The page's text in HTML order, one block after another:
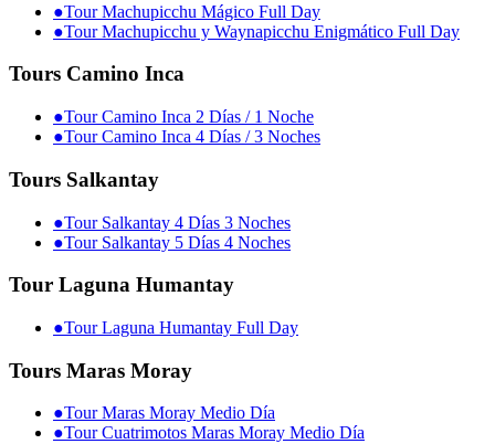
●Tour Machupicchu Mágico Full Day
●Tour Machupicchu y Waynapicchu Enigmático Full Day
Tours Camino Inca
●Tour Camino Inca 2 Días / 1 Noche
●Tour Camino Inca 4 Días / 3 Noches
Tours Salkantay
●Tour Salkantay 4 Días 3 Noches
●Tour Salkantay 5 Días 4 Noches
Tour Laguna Humantay
●Tour Laguna Humantay Full Day
Tours Maras Moray
●Tour Maras Moray Medio Día
●Tour Cuatrimotos Maras Moray Medio Día